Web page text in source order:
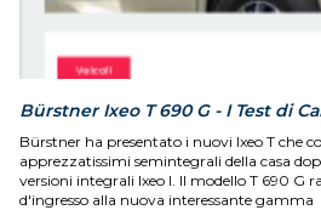
Bürstner Ixeo T 690 G - I Test di
Bürstner ha presentato i nuovi Ixeo T che
apprezzatissimi semintegrali della casa
versioni integrali Ixeo I. Il modello T 690 G
d'ingresso alla nuova interessante gamma